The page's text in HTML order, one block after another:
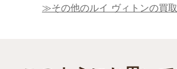
≫その他のルイ ヴィトンの買